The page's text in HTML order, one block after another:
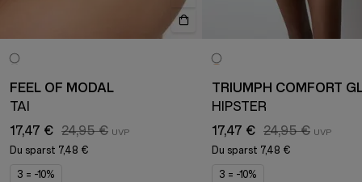
FEEL OF MODAL
TAI
17,47 € 24,95 €
Du sparst 7,48 €
3 = -10%
TRIUMPH COMFORT
HIPSTER
17,47 € 24,95 €
Du sparst 7,48 €
3 = -10%